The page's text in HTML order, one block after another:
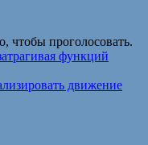
чтобы проголосовать.
функций
движение